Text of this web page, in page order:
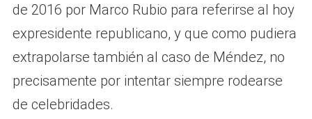
de 2016 por Marco Rubio para referirse al hoy
expresidente republicano, y que como pudiera
extrapolarse también al caso de Méndez, no
precisamente por intentar siempre rodearse
de celebridades.